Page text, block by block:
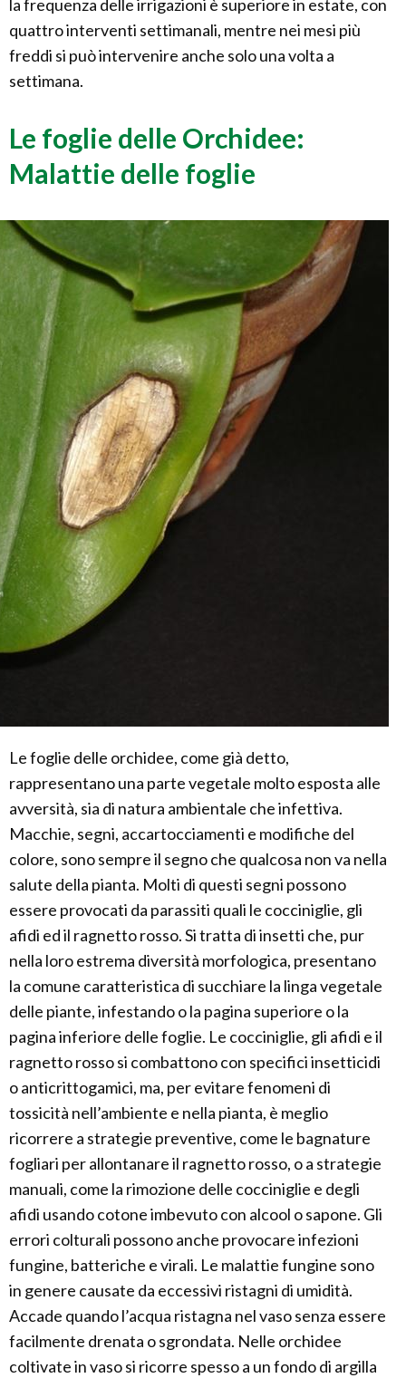
la frequenza delle irrigazioni è superiore in estate, con
quattro interventi settimanali, mentre nei mesi più
freddi si può intervenire anche solo una volta a
settimana.
Le foglie delle Orchidee:
Malattie delle foglie
Le foglie delle orchidee, come già detto,
rappresentano una parte vegetale molto esposta alle
avversità, sia di natura ambientale che infettiva.
Macchie, segni, accartocciamenti e modifiche del
colore, sono sempre il segno che qualcosa non va nella
salute della pianta. Molti di questi segni possono
essere provocati da parassiti quali le cocciniglie, gli
afidi ed il ragnetto rosso. Si tratta di insetti che, pur
nella loro estrema diversità morfologica, presentano
la comune caratteristica di succhiare la linga vegetale
delle piante, infestando o la pagina superiore o la
pagina inferiore delle foglie. Le cocciniglie, gli afidi e il
ragnetto rosso si combattono con specifici insetticidi
o anticrittogamici, ma, per evitare fenomeni di
tossicità nell’ambiente e nella pianta, è meglio
ricorrere a strategie preventive, come le bagnature
fogliari per allontanare il ragnetto rosso, o a strategie
manuali, come la rimozione delle cocciniglie e degli
afidi usando cotone imbevuto con alcool o sapone. Gli
errori colturali possono anche provocare infezioni
fungine, batteriche e virali. Le malattie fungine sono
in genere causate da eccessivi ristagni di umidità.
Accade quando l’acqua ristagna nel vaso senza essere
facilmente drenata o sgrondata. Nelle orchidee
coltivate in vaso si ricorre spesso a un fondo di argilla